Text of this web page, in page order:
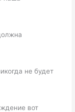
не будет
вот